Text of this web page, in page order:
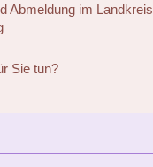
Abmeldung im Landkreis
Sie tun?